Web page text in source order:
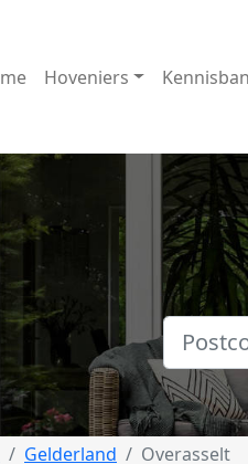
Hoveniers
Gelderland Overasselt